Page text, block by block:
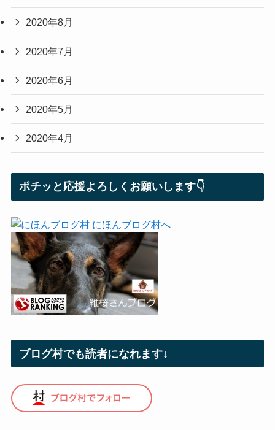
2020年8月
2020年7月
2020年6月
2020年5月
2020年4月
ポチッと応援よろしくお願いします👇
ブログ村でも読者になれます↓